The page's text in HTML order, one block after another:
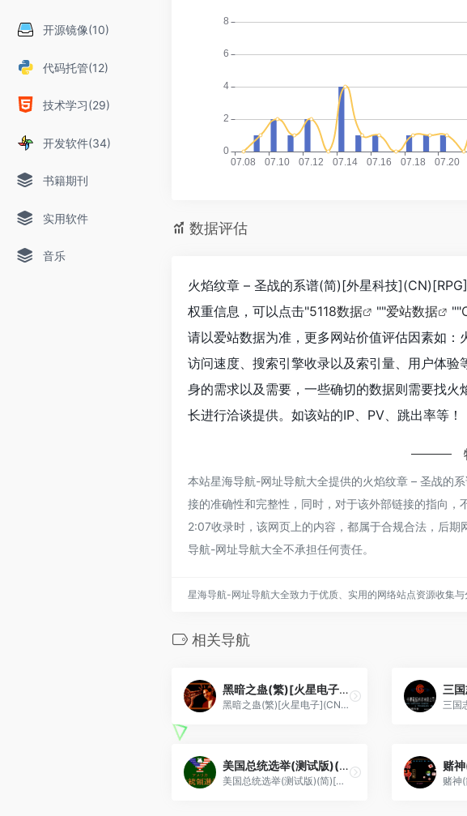
开源镜像(10)
代码托管(12)
技术学习(29)
开发软件(34)
书籍期刊
实用软件
音乐
数据评估
火焰纹章 – 圣战的系谱(简)[外星科技
权重信息，可以点击"5118数据 ""爱站数据 ""
请以爱站数据为准，更多网站价值评估因素如
访问速度、搜索引擎收录以及索引量、用户体
身的需求以及需要，一些确切的数据则需要找
长进行洽谈提供。如该站的IP、PV、跳出率等！
本站星海导航-网址导航大全提供的火焰纹章 – 圣战的
接的准确性和完整性，同时，对于该外部链接的指向
2:07收录时，该网页上的内容，都属于合规合法，后
导航-网址导航大全不承担任何责任。
星海导航-网址导航大全致力于优质、实用的网络站点资源收集与
相关导航
黑暗之蛊(繁)[火星电子](CN)[AVG](4Mb)
黑暗之蛊(繁)[火星电子](CN)[AVG](4Mb)
美国总统选举(测试版)(简)[长鼻君的怀古橱](JP)[PUZ](3.25Mb)
美国总统选举(测试版)(简)[长鼻君的怀古橱](JP)[PUZ](3.25Mb)